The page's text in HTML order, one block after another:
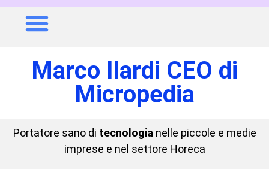
Marco Ilardi CEO di
Micropedia
Portatore sano di tecnologia nelle piccole e medie
imprese e nel settore Horeca